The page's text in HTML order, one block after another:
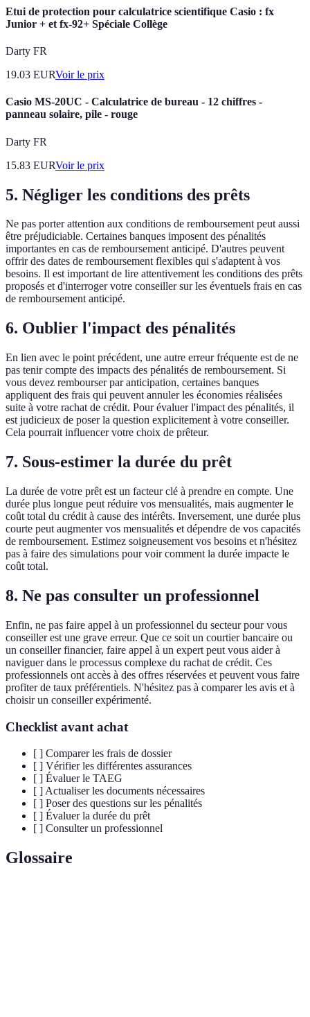
Etui de protection pour calculatrice scientifique Casio : fx
Junior + et fx-92+ Spéciale Collège
Darty FR
19.03 EURVoir le prix
Casio MS-20UC - Calculatrice de bureau - 12 chiffres -
panneau solaire, pile - rouge
Darty FR
15.83 EURVoir le prix
5. Négliger les conditions des prêts
Ne pas porter attention aux conditions de remboursement peut aussi
être préjudiciable. Certaines banques imposent des pénalités
importantes en cas de remboursement anticipé. D'autres peuvent
offrir des dates de remboursement flexibles qui s'adaptent à vos
besoins. Il est important de lire attentivement les conditions des prêts
proposés et d'interroger votre conseiller sur les éventuels frais en cas
de remboursement anticipé.
6. Oublier l'impact des pénalités
En lien avec le point précédent, une autre erreur fréquente est de ne
pas tenir compte des impacts des pénalités de remboursement. Si
vous devez rembourser par anticipation, certaines banques
appliquent des frais qui peuvent annuler les économies réalisées
suite à votre rachat de crédit. Pour évaluer l'impact des pénalités, il
est judicieux de poser la question explicitement à votre conseiller.
Cela pourrait influencer votre choix de prêteur.
7. Sous-estimer la durée du prêt
La durée de votre prêt est un facteur clé à prendre en compte. Une
durée plus longue peut réduire vos mensualités, mais augmenter le
coût total du crédit à cause des intérêts. Inversement, une durée plus
courte peut augmenter vos mensualités et dépendre de vos capacités
de remboursement. Estimez soigneusement vos besoins et n'hésitez
pas à faire des simulations pour voir comment la durée impacte le
coût total.
8. Ne pas consulter un professionnel
Enfin, ne pas faire appel à un professionnel du secteur pour vous
conseiller est une grave erreur. Que ce soit un courtier bancaire ou
un conseiller financier, faire appel à un expert peut vous aider à
naviguer dans le processus complexe du rachat de crédit. Ces
professionnels ont accès à des offres réservées et peuvent vous faire
profiter de taux préférentiels. N'hésitez pas à comparer les avis et à
choisir un conseiller expérimenté.
Checklist avant achat
[ ] Comparer les frais de dossier
[ ] Vérifier les différentes assurances
[ ] Évaluer le TAEG
[ ] Actualiser les documents nécessaires
[ ] Poser des questions sur les pénalités
[ ] Évaluer la durée du prêt
[ ] Consulter un professionnel
Glossaire